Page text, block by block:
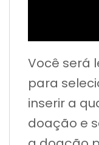
Você será
para
inserir a
doação e